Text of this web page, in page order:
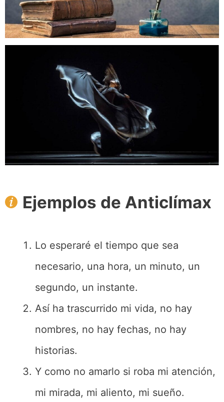
Ejemplos de Anticlímax
Lo esperaré el tiempo que sea
necesario, una hora, un minuto, un
segundo, un instante.
Así ha trascurrido mi vida, no hay
nombres, no hay fechas, no hay
historias.
Y como no amarlo si roba mi atención,
mi mirada, mi aliento, mi sueño.